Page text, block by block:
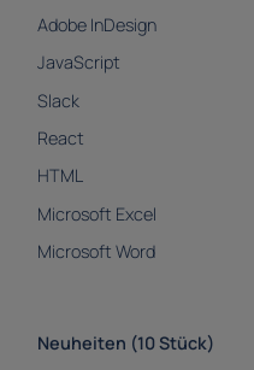
Adobe InDesign
JavaScript
Slack
React
HTML
Microsoft Excel
Microsoft Word
Neuheiten (10 Stück)